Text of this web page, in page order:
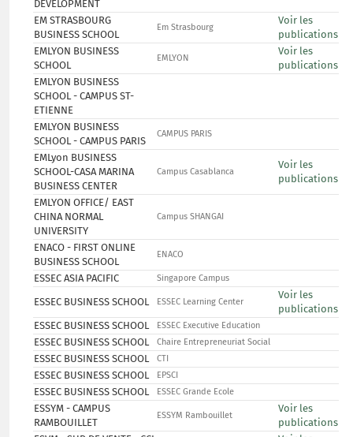
DEVELOPMENT
EM STRASBOURG
BUSINESS SCHOOL
Em Strasbourg
Voir les
publications
EMLYON BUSINESS
SCHOOL
EMLYON
Voir les
publications
EMLYON BUSINESS
SCHOOL - CAMPUS ST-
ETIENNE
EMLYON BUSINESS
SCHOOL - CAMPUS PARIS
CAMPUS PARIS
EMLyon BUSINESS
SCHOOL-CASA MARINA
BUSINESS CENTER
Campus Casablanca
Voir les
publications
EMLYON OFFICE/ EAST
CHINA NORMAL
UNIVERSITY
Campus SHANGAI
ENACO - FIRST ONLINE
BUSINESS SCHOOL
ENACO
ESSEC ASIA PACIFIC Singapore Campus
ESSEC BUSINESS SCHOOL ESSEC Learning Center
Voir les
publications
ESSEC BUSINESS SCHOOL
ESSEC Executive Education
ESSEC BUSINESS SCHOOL Chaire Entrepreneuriat Social
ESSEC BUSINESS SCHOOL CTI
ESSEC BUSINESS SCHOOL EPSCI
ESSEC BUSINESS SCHOOL ESSEC Grande Ecole
ESSYM - CAMPUS
RAMBOUILLET
ESSYM Rambouillet
Voir les
publications